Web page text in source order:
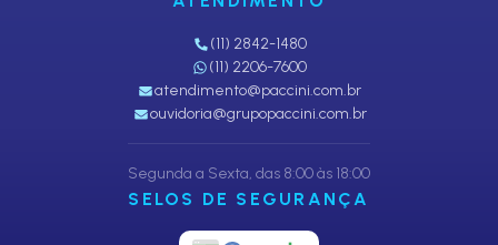
(11) 2842-1480
(11) 2206-7600
atendimento@paccini.com.br
ouvidoria@grupopaccini.com.br
Segunda a Sexta, das 8:00 às 18:00
SELOS DE SEGURANÇA